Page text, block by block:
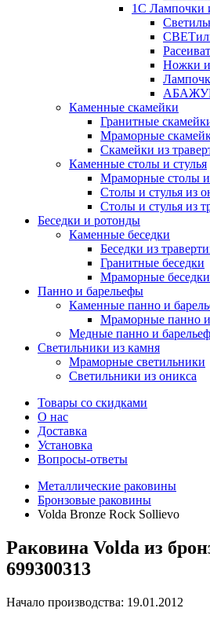
1С Лампочки
Ножки
Каменные скамейки
Гранитные
Мраморные
Скамейки из
Каменные столы и стулья
Мраморные столы и
Столы и стулья из
Столы и стулья из
Беседки и ротонды
Каменные беседки
Беседки из
Гранитные беседки
Мраморные беседки
Панно и барельефы
Каменные панно и
Мраморные панно
Медные панно и
Светильники из камня
Мраморные светильники
Светильники из оникса
Товары со скидками
О нас
Доставка
Установка
Вопросы-ответы
Металлические раковины
Бронзовые раковины
Volda Bronze Rock Sollievo
Раковина Volda из
699300313
Начало производства: 19.01.2012